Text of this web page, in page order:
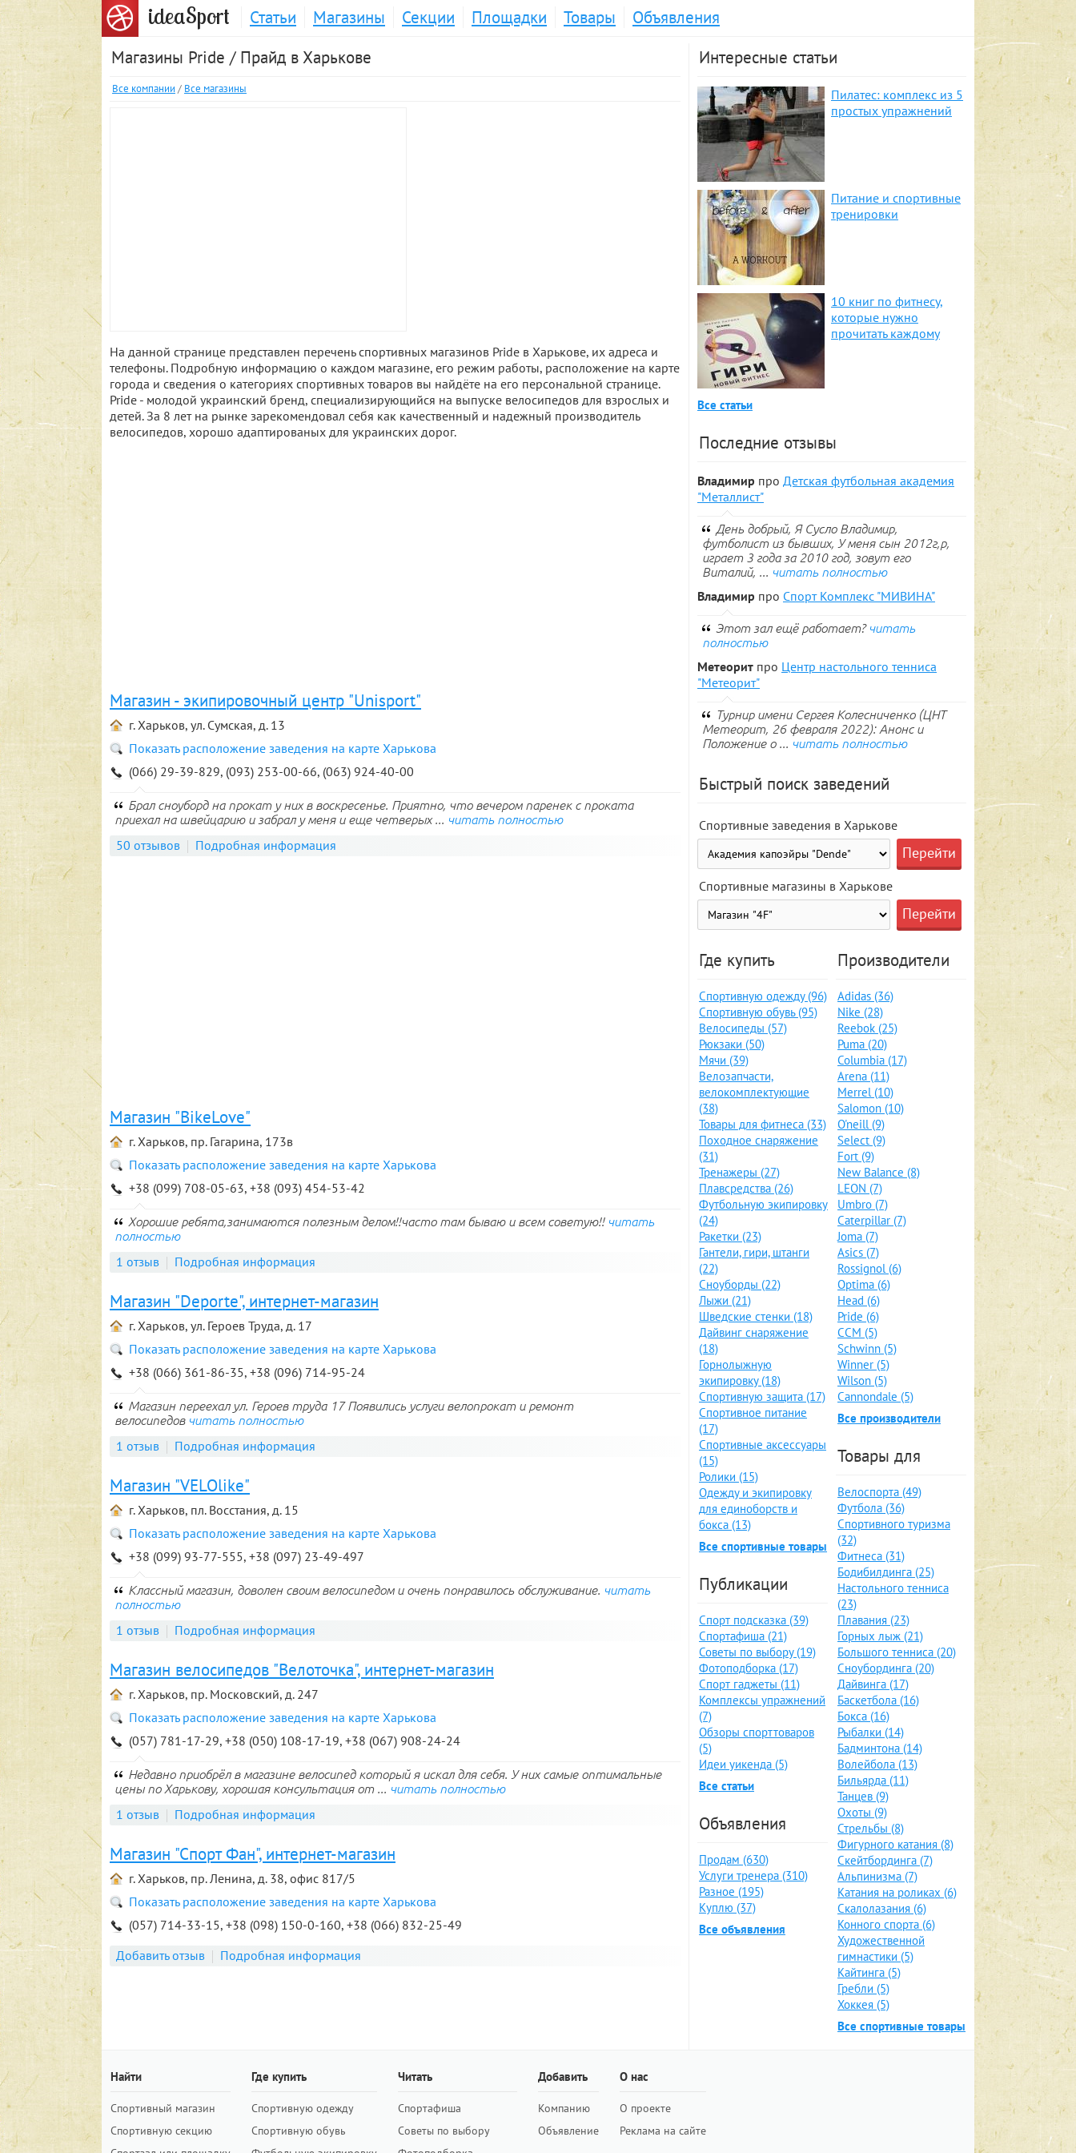
ideaSport Статьи Магазины Секции Площадки Товары
Объявления
Магазины Pride / Прайд в Харькове
Все компании / Все магазины
На данной странице представлен перечень спортивных магазинов Pride в Харькове, их адреса и
телефоны. Подробную информацию о каждом магазине, его режим работы, расположение на карте
города и сведения о категориях спортивных товаров вы найдёте на его персональной странице.
Pride - молодой украинский бренд, специализирующийся на выпуске велосипедов для взрослых и
детей. За 8 лет на рынке зарекомендовал себя как качественный и надежный производитель
велосипедов, хорошо адаптированых для украинских дорог.
Магазин - экипировочный центр "Unisport"
г. Харьков, ул. Сумская, д. 13
Показать расположение заведения на карте Харькова
(066) 29-39-829, (093) 253-00-66, (063) 924-40-00
Брал сноуборд на прокат у них в воскресенье. Приятно, что вечером паренек с проката
приехал на швейцарию и забрал у меня и еще четверых ... читать полностью
50 отзывов Подробная информация
Магазин "BikeLove"
г. Харьков, пр. Гагарина, 173в
Показать расположение заведения на карте Харькова
+38 (099) 708-05-63, +38 (093) 454-53-42
Хорошие ребята,занимаются полезным делом!!часто там бываю и всем советую!! читать
полностью
1 отзыв Подробная информация
Магазин "Deporte", интернет-магазин
г. Харьков, ул. Героев Труда, д. 17
Показать расположение заведения на карте Харькова
+38 (066) 361-86-35, +38 (096) 714-95-24
Магазин переехал ул. Героев труда 17 Появились услуги велопрокат и ремонт
велосипедов читать полностью
1 отзыв Подробная информация
Магазин "VELOlike"
г. Харьков, пл. Восстания, д. 15
Показать расположение заведения на карте Харькова
+38 (099) 93-77-555, +38 (097) 23-49-497
Классный магазин, доволен своим велосипедом и очень понравилось обслуживание. читать
полностью
1 отзыв Подробная информация
Магазин велосипедов "Велоточка", интернет-магазин
г. Харьков, пр. Московский, д. 247
Показать расположение заведения на карте Харькова
(057) 781-17-29, +38 (050) 108-17-19, +38 (067) 908-24-24
Недавно приобрёл в магазине велосипед который я искал для себя. У них самые оптимальные
цены по Харькову, хорошая консультация от ... читать полностью
1 отзыв Подробная информация
Магазин "Спорт Фан", интернет-магазин
г. Харьков, пр. Ленина, д. 38, офис 817/5
Показать расположение заведения на карте Харькова
(057) 714-33-15, +38 (098) 150-0-160, +38 (066) 832-25-49
Добавить отзыв
Подробная информация
Интересные статьи
Пилатес: комплекс из 5
простых упражнений
Питание и спортивные
тренировки
10 книг по фитнесу,
которые нужно
прочитать каждому
Все статьи
Последние отзывы
Владимир про Детская футбольная академия
"Металлист"
День добрый, Я Сусло Владимир,
футболист из бывших, У меня сын 2012г,р,
играет 3 года за 2010 год, зовут его
Виталий, ... читать полностью
Владимир про Спорт Комплекс "МИВИНА"
Этот зал ещё работает? читать
полностью
Метеорит про Центр настольного тенниса
"Метеорит"
Турнир имени Сергея Колесниченко (ЦНТ
Метеорит, 26 февраля 2022): Анонс и
Положение о ... читать полностью
Быстрый поиск заведений
Спортивные заведения в Харькове
Спортивные магазины в Харькове
Где купить
Спортивную одежду (96)
Спортивную обувь (95)
Велосипеды (57)
Рюкзаки (50)
Мячи (39)
Велозапчасти,
велокомплектующие
(38)
Товары для фитнеса (33)
Походное снаряжение
(31)
Тренажеры (27)
Плавсредства (26)
Футбольную экипировку
(24)
Ракетки (23)
Гантели, гири, штанги
(22)
Сноуборды (22)
Лыжи (21)
Шведские стенки (18)
Дайвинг снаряжение
(18)
Горнолыжную
экипировку (18)
Спортивную защита (17)
Спортивное питание
(17)
Спортивные аксессуары
(15)
Ролики (15)
Одежду и экипировку
для единоборств и
бокса (13)
Все спортивные товары
Публикации
Спорт подсказка (39)
Спортафиша (21)
Советы по выбору (19)
Фотоподборка (17)
Спорт гаджеты (11)
Комплексы упражнений
(7)
Обзоры спорттоваров
(5)
Идеи уикенда (5)
Все статьи
Объявления
Продам (630)
Услуги тренера (310)
Разное (195)
Куплю (37)
Все объявления
Производители
Adidas (36)
Nike (28)
Reebok (25)
Puma (20)
Columbia (17)
Arena (11)
Merrel (10)
Salomon (10)
O'neill (9)
Select (9)
Fort (9)
New Balance (8)
LEON (7)
Umbro (7)
Caterpillar (7)
Joma (7)
Asics (7)
Rossignol (6)
Optima (6)
Head (6)
Pride (6)
CCM (5)
Schwinn (5)
Winner (5)
Wilson (5)
Cannondale (5)
Все производители
Товары для
Велоспорта (49)
Футбола (36)
Спортивного туризма
(32)
Фитнеса (31)
Бодибилдинга (25)
Настольного тенниса
(23)
Плавания (23)
Горных лыж (21)
Большого тенниса (20)
Сноубординга (20)
Дайвинга (17)
Баскетбола (16)
Бокса (16)
Рыбалки (14)
Бадминтона (14)
Волейбола (13)
Бильярда (11)
Танцев (9)
Охоты (9)
Стрельбы (8)
Фигурного катания (8)
Скейтбординга (7)
Альпинизма (7)
Катания на роликах (6)
Скалолазания (6)
Конного спорта (6)
Художественной
гимнастики (5)
Кайтинга (5)
Гребли (5)
Хоккея (5)
Все спортивные товары
Найти
Спортивный магазин
Спортивную секцию
Где купить
Спортивную одежду
Спортивную обувь
Читать
Спортафиша
Советы по выбору
Добавить
Компанию
Объявление
О нас
О проекте
Реклама на сайте